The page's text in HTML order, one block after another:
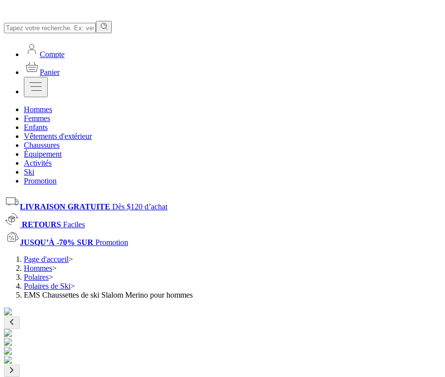
Compte
Panier
Hommes
Femmes
Enfants
Vêtements d'extérieur
Chaussures
Équipement
Activités
Ski
Promotion
LIVRAISON GRATUITE Dès $120 d’achat
RETOURS Faciles
JUSQU’À -70% SUR Promotion
Page d'accueil>
Hommes>
Polaires>
Polaires de Ski>
EMS Chaussettes de ski Slalom Merino pour hommes